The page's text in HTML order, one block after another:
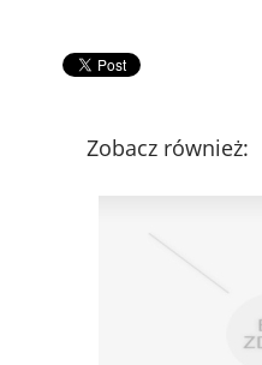
Zobacz również: